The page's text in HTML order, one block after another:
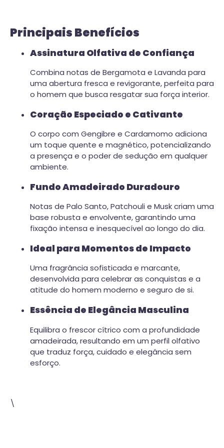
Principais Benefícios
Assinatura Olfativa de Confiança
Combina notas de Bergamota e Lavanda para
uma abertura fresca e revigorante, perfeita para
o homem que busca resgatar sua força interior.
Coração Especiado e Cativante
O corpo com Gengibre e Cardamomo adiciona
um toque quente e magnético, potencializando
a presença e o poder de sedução em qualquer
ambiente.
Fundo Amadeirado Duradouro
Notas de Palo Santo, Patchouli e Musk criam uma
base robusta e envolvente, garantindo uma
fixação intensa e inesquecível ao longo do dia.
Ideal para Momentos de Impacto
Uma fragrância sofisticada e marcante,
desenvolvida para celebrar as conquistas e a
atitude do homem moderno e seguro de si.
Essência de Elegância Masculina
Equilibra o frescor cítrico com a profundidade
amadeirada, resultando em um perfil olfativo
que traduz força, cuidado e elegância sem
esforço.
\